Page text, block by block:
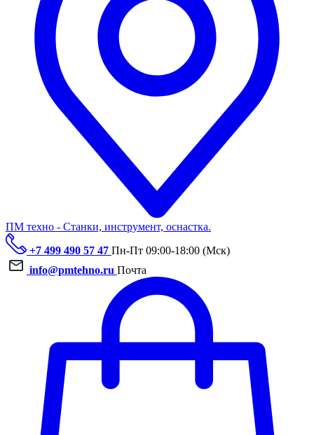
ПМ техно - Станки, инструмент, оснастка.
+7 499 490 57 47 Пн-Пт 09:00-18:00 (Мск)
info@pmtehno.ru Почта